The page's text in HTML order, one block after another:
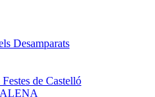
Desamparats
de Castelló